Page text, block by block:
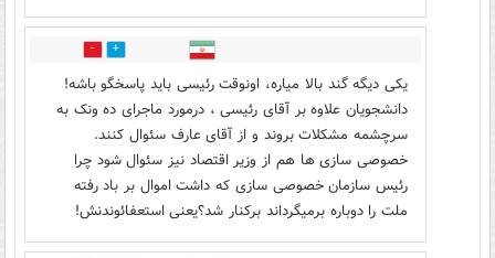
2
یکی دیگه گند بالا میاره، اونوقت رئیسی باید پاسخگو باشه!
دانشجویان علاوه بر آقای رئیسی ، درمورد ماجرای ده ونک به
سرچشمه مشکلات بروند و از آقای عارف سئوال کنند.
خصوصی سازی ها هم از وزیر اقتصاد نیز سئوال شود چرا
رئیس سازمان خصوصی سازی که داشت اموال بر باد رفته
ملت را دوباره برمیگرداند برکنار شد؟یعنی استعفائوندنش!